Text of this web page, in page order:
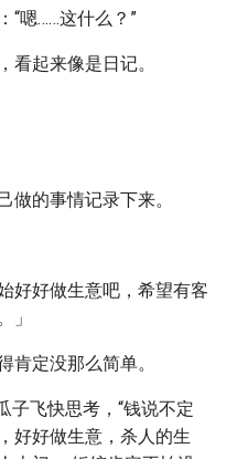
“嗯……这什么？”
看起来像是日记。
做的事情记录下来。
好好做生意吧，希望有客
」
肯定没那么简单。
子飞快思考，“钱说不定
好好做生意，杀人的生